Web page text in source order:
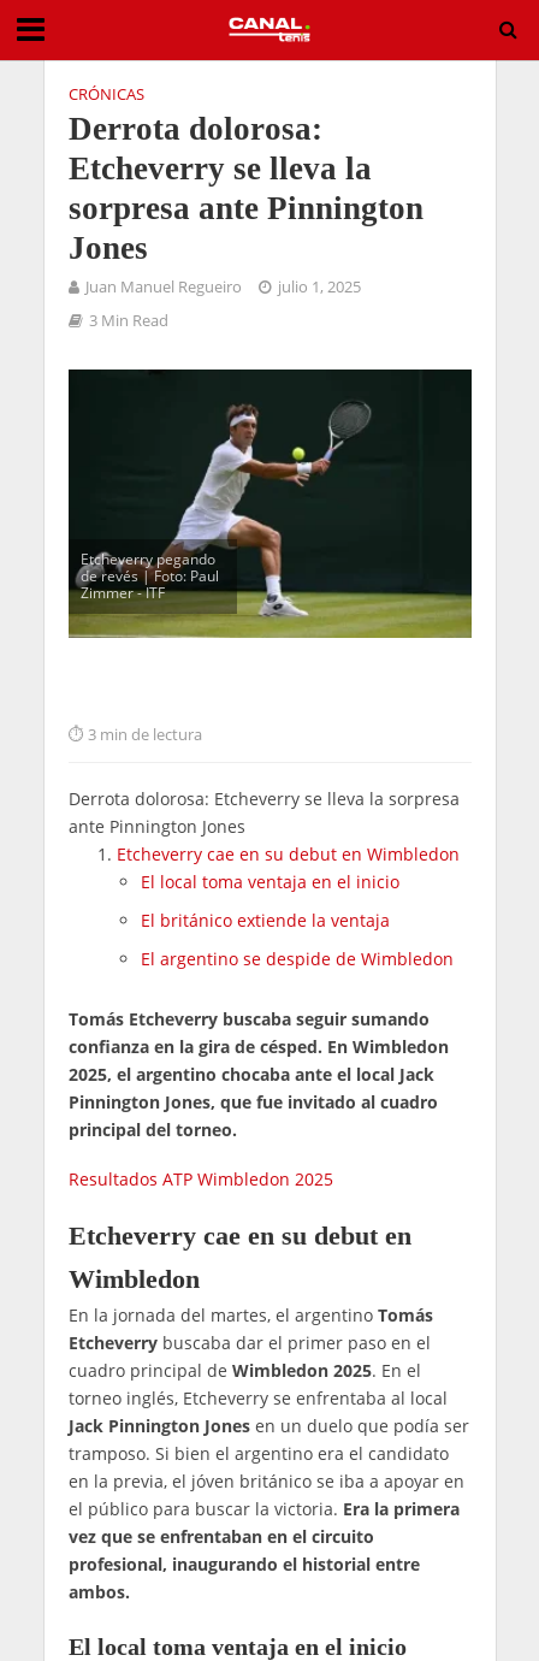
CRÓNICAS
Derrota dolorosa:
Etcheverry se lleva la
sorpresa ante Pinnington
Jones
Juan Manuel Regueiro
julio 1, 2025
3 Min Read
Etcheverry pegando
de revés | Foto: Paul
Zimmer - ITF
3 min de lectura
Derrota dolorosa: Etcheverry se lleva la sorpresa
ante Pinnington Jones
Etcheverry cae en su debut en Wimbledon
El local toma ventaja en el inicio
El británico extiende la ventaja
El argentino se despide de Wimbledon
Tomás Etcheverry buscaba seguir sumando
confianza en la gira de césped. En Wimbledon
2025, el argentino chocaba ante el local Jack
Pinnington Jones, que fue invitado al cuadro
principal del torneo.
Resultados ATP Wimbledon 2025
Etcheverry cae en su debut en
Wimbledon
En la jornada del martes, el argentino Tomás
Etcheverrybuscaba dar el primer paso en el
cuadro principal de Wimbledon 2025. En el
torneo inglés, Etcheverry se enfrentaba al local
Jack Pinnington Jonesen un duelo que podía ser
tramposo. Si bien el argentino era el candidato
en la previa, el jóven británico se iba a apoyar en
el público para buscar la victoria. Era la primera
vez que se enfrentaban en el circuito
profesional, inaugurando el historial entre
ambos.
El local toma ventaja en el inicio